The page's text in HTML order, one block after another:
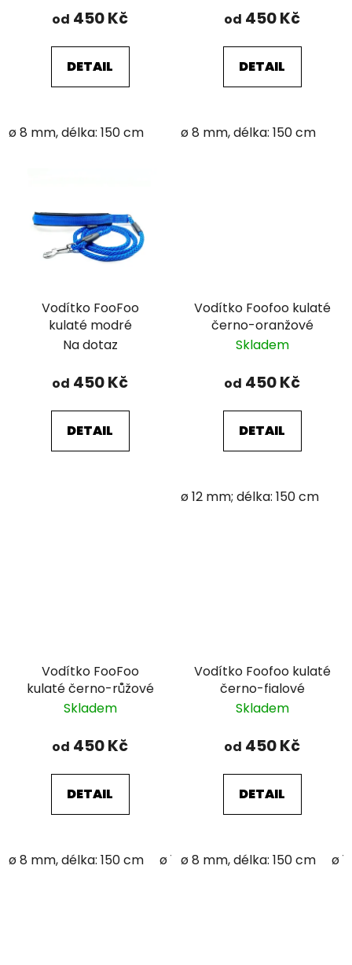
od 450 Kč
DETAIL
ø 8 mm, délka: 150 cm
od 450 Kč
DETAIL
ø 8 mm, délka: 150 cm
Vodítko FooFoo
kulaté modré
Na dotaz
od 450 Kč
DETAIL
Vodítko Foofoo kulaté
černo-oranžové
Skladem
od 450 Kč
DETAIL
ø 12 mm; délka: 150 cm
Vodítko FooFoo
kulaté černo-růžové
Skladem
od 450 Kč
DETAIL
ø 8 mm, délka: 150 cm ø 12 mm; délka: 150 cm
Vodítko Foofoo kulaté
černo-fialové
Skladem
od 450 Kč
DETAIL
ø 8 mm, délka: 150 cm ø